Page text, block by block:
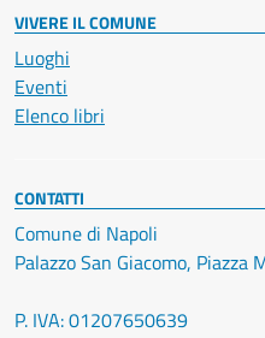
VIVERE IL COMUNE
Luoghi
Eventi
Elenco libri
CONTATTI
Comune di Napoli
Palazzo San Giacomo,
P. IVA: 01207650639